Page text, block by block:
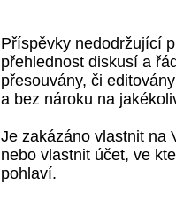
Příspěvky nedodržující
přehlednost diskusí a
přesouvány, či
a bez nároku na
Je zakázáno vlastnit na
nebo vlastnit účet, ve
pohlaví.